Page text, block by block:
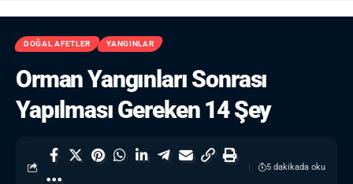
DOĞAL AFETLER YANGINLAR
Orman Yangınları Sonrası
Yapılması Gereken 14 Şey
5 dakikada oku